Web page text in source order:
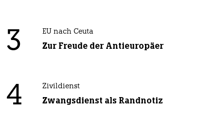
3 EU nach Ceuta
Zur Freude der Antieuropäer
4 Zivildienst
Zwangsdienst als Randnotiz